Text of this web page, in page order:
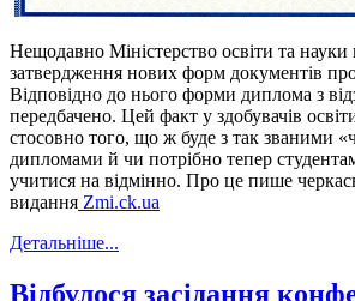
Нещодавно Міністерство освіти та
затвердження нових форм документів
Відповідно до нього форми диплома з
передбачено. Цей факт у здобувачів
стосовно того, що ж буде з так званими
дипломами й чи потрібно тепер
учитися на відмінно. Про це пише
видання Zmi.ck.ua
Детальніше...
Відбулося засідання